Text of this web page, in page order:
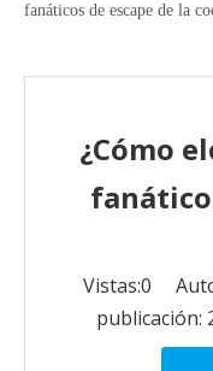
fanáticos de escape de la
¿Cómo
Vistas:0